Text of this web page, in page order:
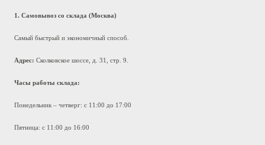
1. Самовывоз со склада (Москва)
Самый быстрый и экономичный способ.
Адрес: Сколковское шоссе, д. 31, стр. 9.
Часы работы склада:
Понедельник – четверг: с 11:00 до 17:00
Пятница: с 11:00 до 16:00